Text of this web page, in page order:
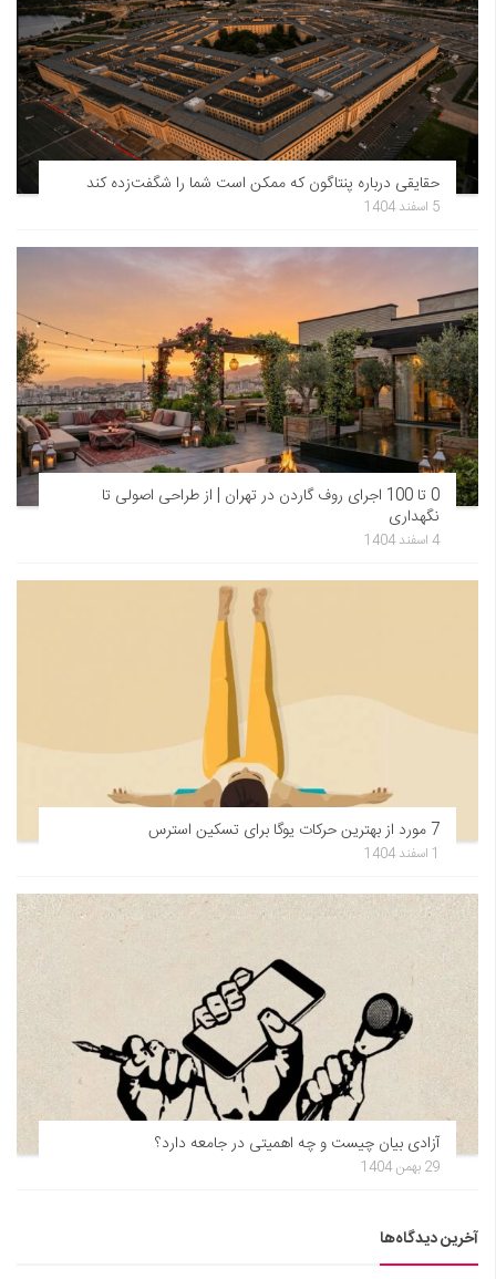
حقایقی درباره پنتاگون که ممکن است شما را شگفت‌زده کند
5 اسفند 1404
0 تا 100 اجرای روف گاردن در تهران | از طراحی اصولی تا
نگهداری
4 اسفند 1404
7 مورد از بهترین حرکات یوگا برای تسکین استرس
1 اسفند 1404
آزادی بیان چیست و چه اهمیتی در جامعه دارد؟
29 بهمن 1404
آخرین دیدگاه‌ها